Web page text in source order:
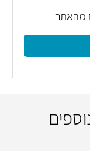
מהאתר